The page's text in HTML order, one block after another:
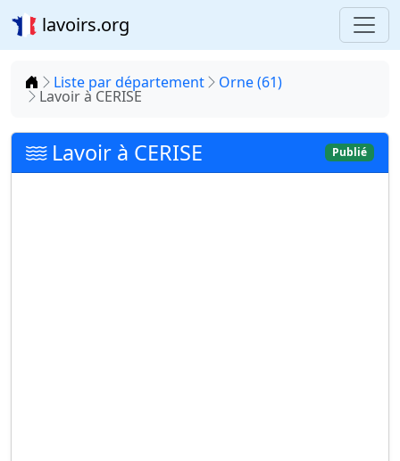
lavoirs.org
Accueil
Liste par département Orne (61)
Lavoir à CERISE
Lavoir à CERISE Publié